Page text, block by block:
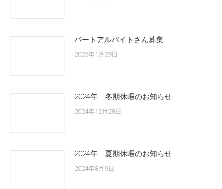
パートアルバイトさん募集
2025年1月29日
2024年 冬期休暇のお知らせ
2024年12月28日
2024年 夏期休暇のお知らせ
2024年8月9日